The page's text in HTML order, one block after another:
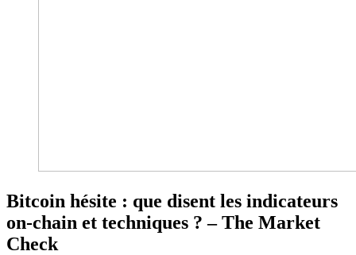
Bitcoin hésite : que disent les indicateurs
on-chain et techniques ? – The Market
Check